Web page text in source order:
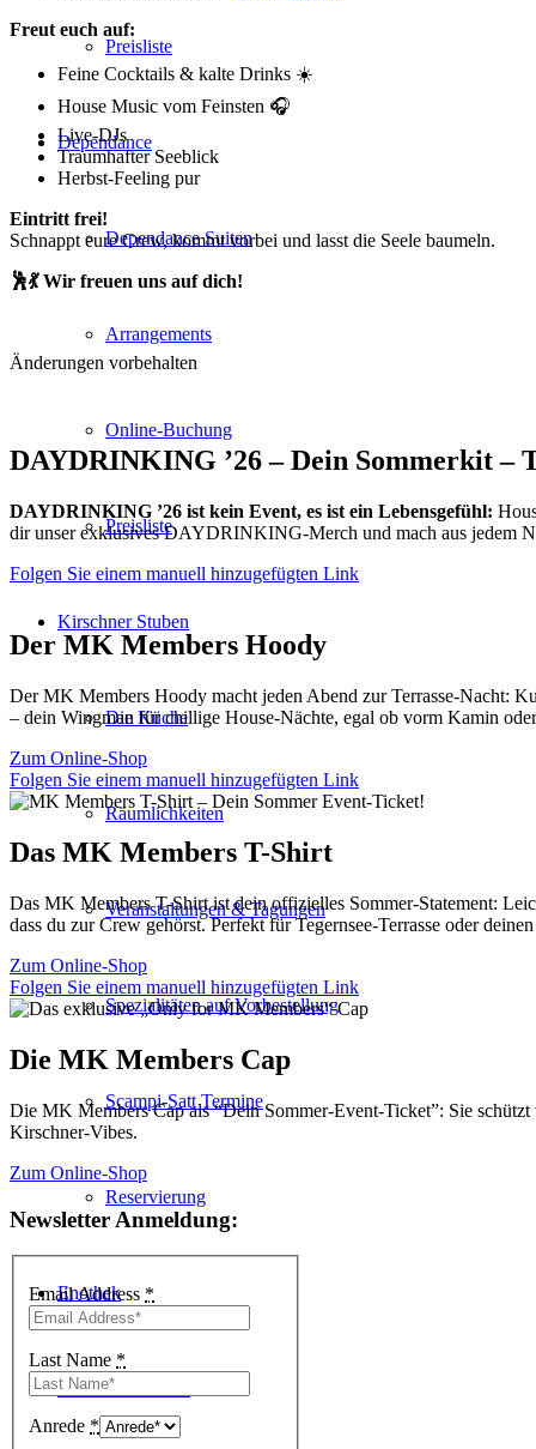
Preisliste
Dependance
Dependance Suiten
Arrangements
Online-Buchung
Preisliste
Kirschner Stuben
Die Küche
Räumlichkeiten
Veranstaltungen & Tagungen
Spezialitäten auf Vorbestellung
Scampi-Satt Termine
Reservierung
Enothek
Infos & Aktuelles
Freut euch auf:
Feine Cocktails & kalte Drinks ☀️
House Music vom Feinsten 🎧
Live-DJs
Traumhafter Seeblick
Herbst-Feeling pur
Eintritt frei!
Schnappt eure Crew, kommt vorbei und lasst die Seele baumeln.
🕺💃 Wir freuen uns auf dich!
Änderungen vorbehalten
DAYDRINKING ’26 – Dein Sommerkit –
DAYDRINKING ’26 ist kein Event, es ist ein Lebensgefühl:
dir unser exklusives DAYDRINKING-Merch und mach aus jedem
Folgen Sie einem manuell hinzugefügten Link
Der MK Members Hoody
Der MK Members Hoody macht jeden Abend zur Terrasse-Nacht:
– dein Wingman für chillige House-Nächte, egal ob vorm Kamin
Zum Online-Shop
Folgen Sie einem manuell hinzugefügten Link
Das MK Members T-Shirt
Das MK Members T-Shirt ist dein offizielles Sommer-Statement:
dass du zur Crew gehörst. Perfekt für Tegernsee-Terrasse oder
Zum Online-Shop
Folgen Sie einem manuell hinzugefügten Link
Die MK Members Cap
Die MK Members Cap als “Dein Sommer-Event-Ticket”: Sie
Kirschner-Vibes.
Zum Online-Shop
Newsletter Anmeldung:
Email Address *
Last Name *
Anrede *